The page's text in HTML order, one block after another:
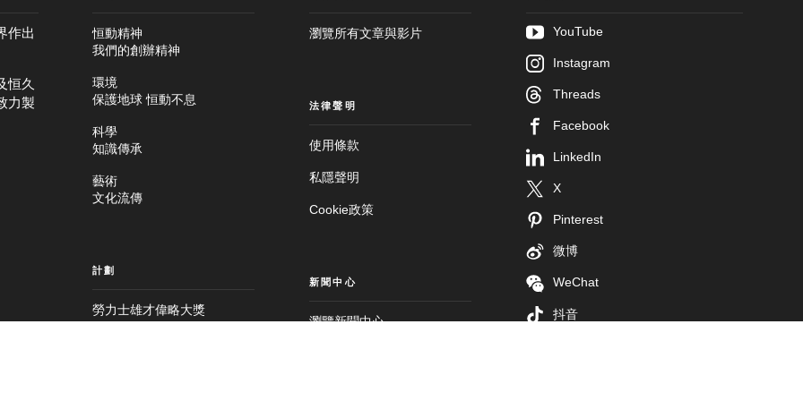
作出
恒久
力製
恒動精神
我們的創辦精神
環境
保護地球 恒動不息
科學
知識傳承
藝術
文化流傳
計劃
勞力士雄才偉略大獎
瀏覽所有文章與影片
法律聲明
使用條款
私隱聲明
Cookie政策
新聞中心
瀏覽新聞中心
YouTube
Instagram
Threads
Facebook
LinkedIn
X
Pinterest
微博
WeChat
抖音